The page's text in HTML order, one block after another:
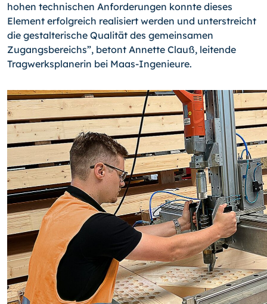
hohen technischen Anforderungen konnte dieses
Element erfolgreich realisiert werden und unterstreicht
die gestalterische Qualität des gemeinsamen
Zugangsbereichs”, betont Annette Clauß, leitende
Tragwerks­planerin bei Maas-Ingenieure.